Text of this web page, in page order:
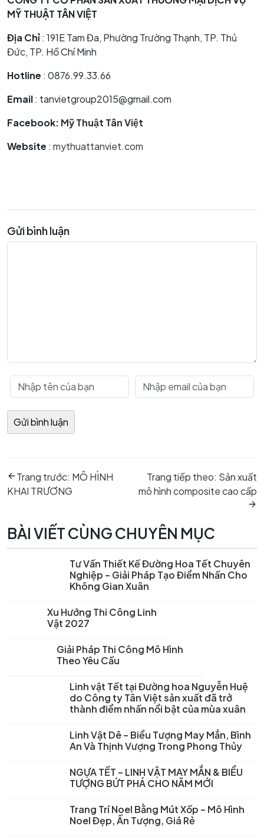
MỸ THUẬT TÂN VIỆT
Địa Chỉ: 191E Tam Đa, Phường Trường Thạnh, TP. Thủ
Đức, TP. Hồ Chí Minh
Hotline : 0876.99.33.66
Email: tanvietgroup2015@gmail.com
Facebook: Mỹ Thuật Tân Việt
Website : mythuattanviet.com
Gửi bình luận
hướng
bài
Trang trước: Previous
post:
MÔ HÌNH
KHAI TRƯƠNG
Trang tiếp theo: Next
post:
Sản xuất
mô hình composite cao cấp
BÀI VIẾT CÙNG CHUYÊN MỤC
Tư Vấn Thiết Kế Đường Hoa Tết Chuyên
Nghiệp – Giải Pháp Tạo Điểm Nhấn Cho
Không Gian Xuân
Xu Hướng Thi Công Linh
Vật 2027
Giải Pháp Thi Công Mô Hình
Theo Yêu Cầu
Linh vật Tết tại Đường hoa Nguyễn Huệ
do Công ty Tân Việt sản xuất đã trở
thành điểm nhấn nổi bật của mùa xuân
Linh Vật Dê – Biểu Tượng May Mắn, Bình
An Và Thịnh Vượng Trong Phong Thủy
NGỰA TẾT – LINH VẬT MAY MẮN & BIỂU
TƯỢNG BỨT PHÁ CHO NĂM MỚI
Trang Trí Noel Bằng Mút Xốp – Mô Hình
Noel Đẹp, Ấn Tượng, Giá Rẻ